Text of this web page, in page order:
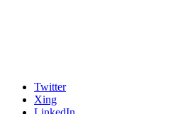
Twitter
Xing